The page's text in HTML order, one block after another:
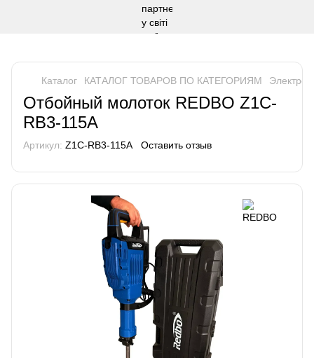
Каталог КАТАЛОГ ТОВАРОВ ПО КАТЕГОРИЯМ
Отбойный молоток REDBO Z1C-
RB3-115A
Артикул: Z1C-RB3-115A Оставить отзыв